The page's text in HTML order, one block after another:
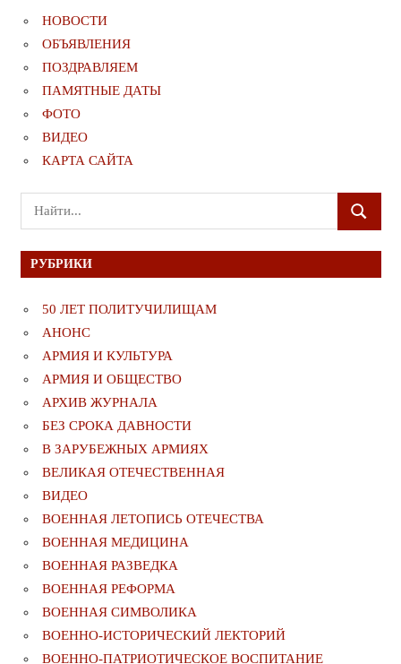
НОВОСТИ
ОБЪЯВЛЕНИЯ
ПОЗДРАВЛЯЕМ
ПАМЯТНЫЕ ДАТЫ
ФОТО
ВИДЕО
КАРТА САЙТА
Поиск
для:
ПОИСК
РУБРИКИ
50 ЛЕТ ПОЛИТУЧИЛИЩАМ
АНОНС
АРМИЯ И КУЛЬТУРА
АРМИЯ И ОБЩЕСТВО
АРХИВ ЖУРНАЛА
БЕЗ СРОКА ДАВНОСТИ
В ЗАРУБЕЖНЫХ АРМИЯХ
ВЕЛИКАЯ ОТЕЧЕСТВЕННАЯ
ВИДЕО
ВОЕННАЯ ЛЕТОПИСЬ ОТЕЧЕСТВА
ВОЕННАЯ МЕДИЦИНА
ВОЕННАЯ РАЗВЕДКА
ВОЕННАЯ РЕФОРМА
ВОЕННАЯ СИМВОЛИКА
ВОЕННО-ИСТОРИЧЕСКИЙ ЛЕКТОРИЙ
ВОЕННО-ПАТРИОТИЧЕСКОЕ ВОСПИТАНИЕ